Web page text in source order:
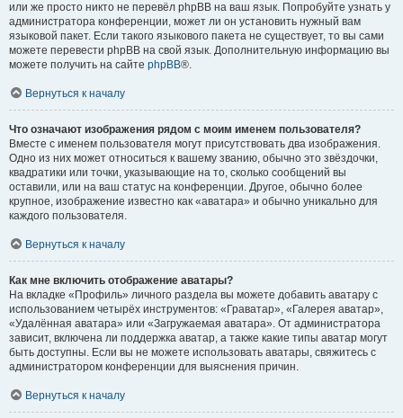
или же просто никто не перевёл phpBB на ваш язык. Попробуйте узнать у
администратора конференции, может ли он установить нужный вам
языковой пакет. Если такого языкового пакета не существует, то вы сами
можете перевести phpBB на свой язык. Дополнительную информацию вы
можете получить на сайте phpBB®.
Вернуться к началу
Что означают изображения рядом с моим именем пользователя?
Вместе с именем пользователя могут присутствовать два изображения.
Одно из них может относиться к вашему званию, обычно это звёздочки,
квадратики или точки, указывающие на то, сколько сообщений вы
оставили, или на ваш статус на конференции. Другое, обычно более
крупное, изображение известно как «аватара» и обычно уникально для
каждого пользователя.
Вернуться к началу
Как мне включить отображение аватары?
На вкладке «Профиль» личного раздела вы можете добавить аватару с
использованием четырёх инструментов: «Граватар», «Галерея аватар»,
«Удалённая аватара» или «Загружаемая аватара». От администратора
зависит, включена ли поддержка аватар, а также какие типы аватар могут
быть доступны. Если вы не можете использовать аватары, свяжитесь с
администратором конференции для выяснения причин.
Вернуться к началу